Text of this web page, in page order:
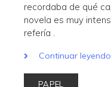
recordaba de qué
novela es muy
refería .
Continuar
PAPEL